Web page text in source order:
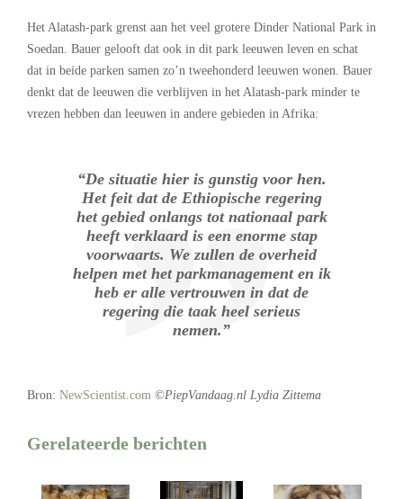
Het Alatash-park grenst aan het veel grotere Dinder National Park in
Soedan. Bauer gelooft dat ook in dit park leeuwen leven en schat
dat in beide parken samen zo’n tweehonderd leeuwen wonen. Bauer
denkt dat de leeuwen die verblijven in het Alatash-park minder te
vrezen hebben dan leeuwen in andere gebieden in Afrika:
“De situatie hier is gunstig voor hen.
Het feit dat de Ethiopische regering
het gebied onlangs tot nationaal park
heeft verklaard is een enorme stap
voorwaarts. We zullen de overheid
helpen met het parkmanagement en ik
heb er alle vertrouwen in dat de
regering die taak heel serieus
nemen.”
Bron: NewScientist.com ©PiepVandaag.nl Lydia Zittema
Gerelateerde berichten